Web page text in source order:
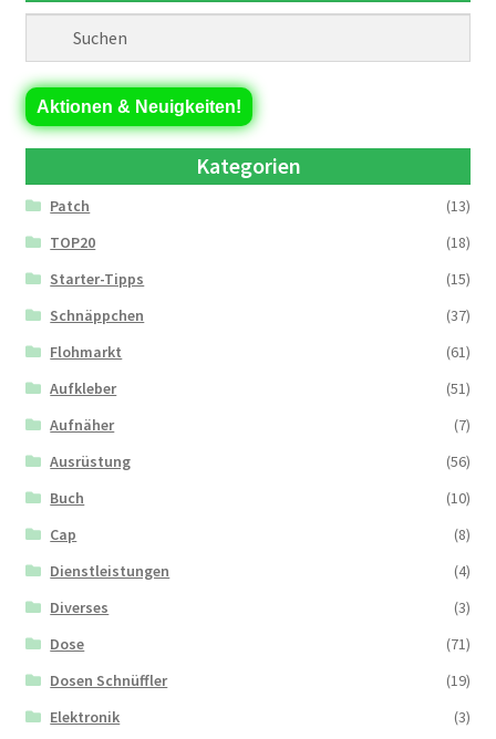
Aktionen & Neuigkeiten!
Kategorien
Patch
(13)
TOP20
(18)
Starter-Tipps
(15)
Schnäppchen
(37)
Flohmarkt
(61)
Aufkleber
(51)
Aufnäher
(7)
Ausrüstung
(56)
Buch
(10)
Cap
(8)
Dienstleistungen
(4)
Diverses
(3)
Dose
(71)
Dosen Schnüffler
(19)
Elektronik
(3)